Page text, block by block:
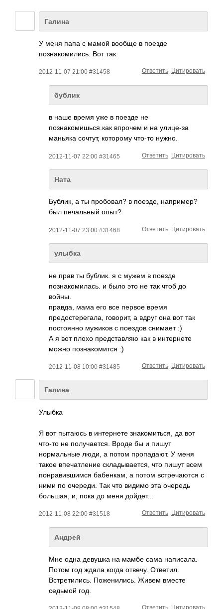
Галина
У меня папа с мамой вообще в поезде
познакомились. Вот так.
2012-11-07 21:00 #31458 Цитировать
Ответить
бублик
в наше время уже в поезде не
познакомишься.ка­к впрочем и на улице-за
маньяка сочтут, которому что-то нужно.
2012-11-07 22:00 #31465 Цитировать
Ответить
Ната
Бублик, а ты пробовал? в поезде, например?
был печальный опыт?
2012-11-07 23:00 #31468 Цитировать
Ответить
улыбка
не прав ты бублик. я с мужем в поезде
познакомилась. и было это не так чтоб до
войны.
правда, мама его все первое время
предостерегала, говорит, а вдруг она вот так
постоянно мужиков с поездов снимает :)
А я вот плохо представляю как в интернете
можно познакомится :)
2012-11-08 10:00 #31485 Цитировать
Ответить
Галина
Улыбка
Я вот пытаюсь в интернете знакомиться, да вот
что-то не получается. Вроде бы и пишут
нормальные люди, а потом пропадают. У меня
такое впечатление складывается, что пишут всем
понравившимся бабенкам, а потом встречаются с
ними по очереди. Так что видимо эта очередь
большая, и, пока до меня дойдет...
2012-11-08 22:00 #31518 Цитировать
Ответить
Андрей
Мне одна девушка на мамбе сама написала.
Потом год ждала когда отвечу. Ответил.
Встретились. Поженились. Живем вместе
седьмой год.